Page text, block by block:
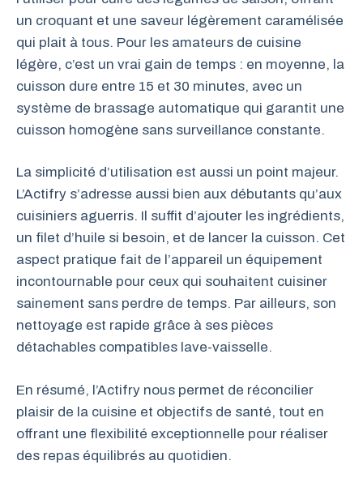
un croquant et une saveur légèrement caramélisée
qui plait à tous. Pour les amateurs de cuisine
légère, c’est un vrai gain de temps : en moyenne, la
cuisson dure entre 15 et 30 minutes, avec un
système de brassage automatique qui garantit une
cuisson homogène sans surveillance constante.
La simplicité d’utilisation est aussi un point majeur.
L’Actifry s’adresse aussi bien aux débutants qu’aux
cuisiniers aguerris. Il suffit d’ajouter les ingrédients,
un filet d’huile si besoin, et de lancer la cuisson. Cet
aspect pratique fait de l’appareil un équipement
incontournable pour ceux qui souhaitent cuisiner
sainement sans perdre de temps. Par ailleurs, son
nettoyage est rapide grâce à ses pièces
détachables compatibles lave-vaisselle.
En résumé, l’Actifry nous permet de réconcilier
plaisir de la cuisine et objectifs de santé, tout en
offrant une flexibilité exceptionnelle pour réaliser
des repas équilibrés au quotidien.